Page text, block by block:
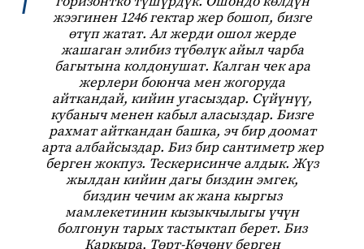
жээгинен 1246 гектар жер бошоп, бизге
өтүп жатат. Ал жерди ошол жерде
жашаган элибиз түбөлүк айыл чарба
багытына колдонушат. Калган чек ара
жерлери боюнча мен жогоруда
айткандай, кийин угасыздар. Сүйүнүү,
кубаныч менен кабыл аласыздар. Бизге
рахмат айткандан башка, эч бир доомат
арта албайсыздар. Биз бир сантиметр жер
берген жокпуз. Тескерисинче алдык. Жүз
жылдан кийин дагы биздин эмгек,
биздин чечим ак жана кыргыз
мамлекетинин кызыкчылыгы үчүн
болгонун тарых тастыктап берет. Биз
Каркыра, Төрт-Көчөнү берген